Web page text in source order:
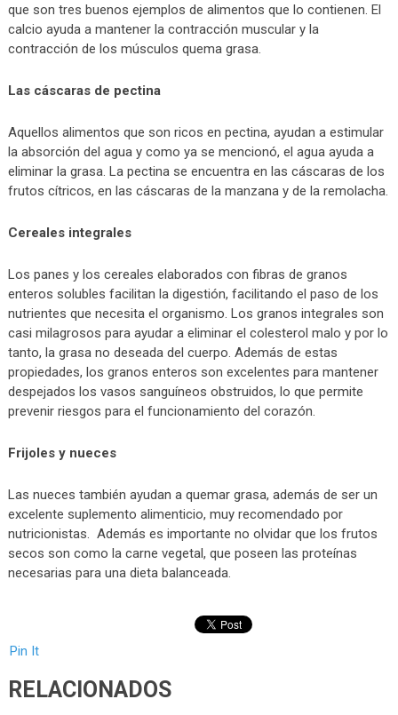
que son tres buenos ejemplos de alimentos que lo contienen. El
calcio ayuda a mantener la contracción muscular y la
contracción de los músculos quema grasa.
Las cáscaras de pectina
Aquellos alimentos que son ricos en pectina, ayudan a estimular
la absorción del agua y como ya se mencionó, el agua ayuda a
eliminar la grasa. La pectina se encuentra en las cáscaras de los
frutos cítricos, en las cáscaras de la manzana y de la remolacha.
Cereales integrales
Los panes y los cereales elaborados con fibras de granos
enteros solubles facilitan la digestión, facilitando el paso de los
nutrientes que necesita el organismo. Los granos integrales son
casi milagrosos para ayudar a eliminar el colesterol malo y por lo
tanto, la grasa no deseada del cuerpo. Además de estas
propiedades, los granos enteros son excelentes para mantener
despejados los vasos sanguíneos obstruidos, lo que permite
prevenir riesgos para el funcionamiento del corazón.
Frijoles y nueces
Las nueces también ayudan a quemar grasa, además de ser un
excelente suplemento alimenticio, muy recomendado por
nutricionistas. Además es importante no olvidar que los frutos
secos son como la carne vegetal, que poseen las proteínas
necesarias para una dieta balanceada.
Pin It
RELACIONADOS